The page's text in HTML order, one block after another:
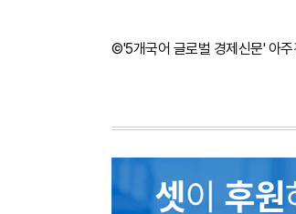
©'5개국어 글로벌 경제신문' 아주